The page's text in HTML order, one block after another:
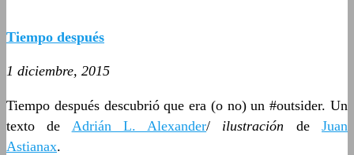
Tiempo después
1 diciembre, 2015
Tiempo después descubrió que era (o no) un #outsider. Un
texto de Adrián L. Alexander/ ilustración deJuan
Astianax.